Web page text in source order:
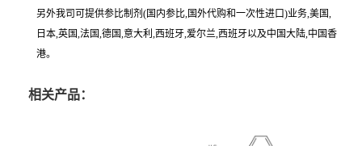
另外我司可提供参比制剂(国内参比,国外代购和一次性进口)业务,美国,
日本,英国,法国,德国,意大利,西班牙,爱尔兰,西班牙以及中国大陆,中国香
港。
相关产品：